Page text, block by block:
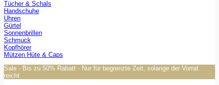
Tücher & Schals
Handschuhe
Uhren
Gürtel
Sonnenbrillen
Schmuck
Kopfhörer
Mützen Hüte & Caps
Sale - Bis zu 50% Rabatt - Nur für begrenzte Zeit, solange der Vorrat
reicht